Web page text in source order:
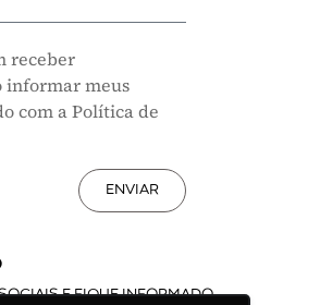
receber
informar meus
com a Política de
ENVIAR
E FIQUE INFORMADO